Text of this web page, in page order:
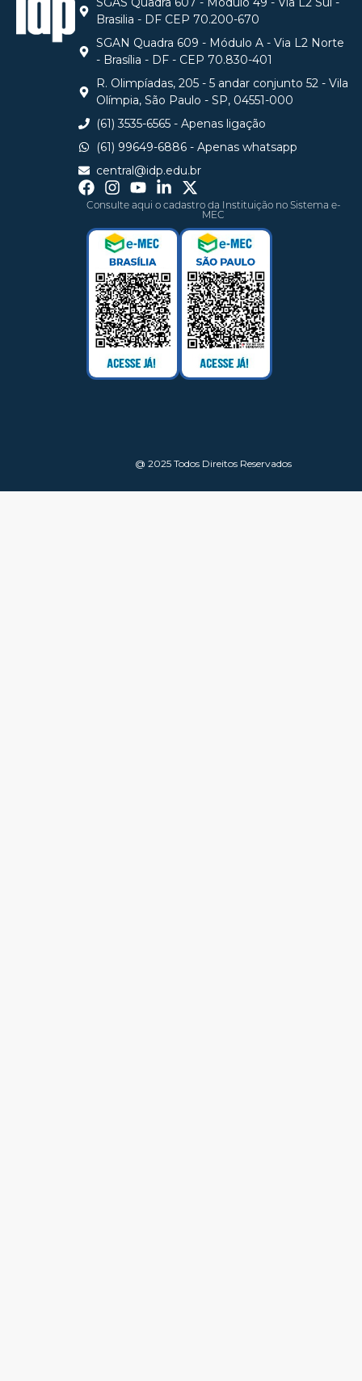
Brasilia - DF CEP 70.200-670
SGAN Quadra 609 - Módulo A - Via L2 Norte
- Brasília - DF - CEP 70.830-401
R. Olimpíadas, 205 - 5 andar conjunto 52 - Vila
Olímpia, São Paulo - SP, 04551-000
(61) 3535-6565 - Apenas ligação
(61) 99649-6886 - Apenas whatsapp
central@idp.edu.br
Consulte aqui o cadastro da Instituição no Sistema e-
MEC
@ 2025 Todos Direitos Reservados